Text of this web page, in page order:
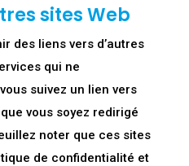
sites Web
des liens vers d’autres
qui ne
suivez un lien vers
vous soyez redirigé
noter que ces sites
de confidentialité et